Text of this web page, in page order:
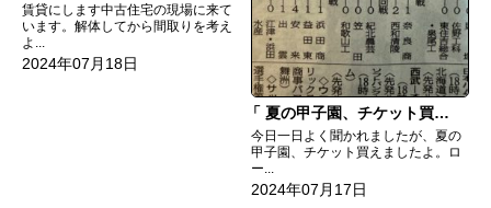
賃貸にします中古住宅の現場に来て
います。解体してから間取りを考え
よ...
2024年07月18日
夏の甲子園、チケット買えました。
今日一日よく聞かれましたが、夏の
甲子園、チケット買えましたよ。ロ
ー...
2024年07月17日